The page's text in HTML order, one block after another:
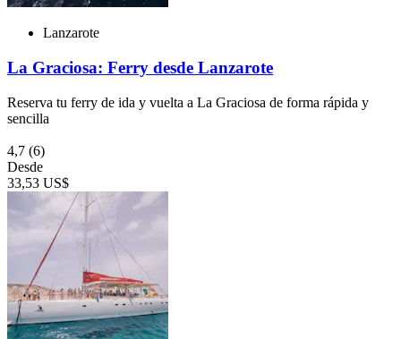
Lanzarote
La Graciosa: Ferry desde Lanzarote
Reserva tu ferry de ida y vuelta a La Graciosa de forma rápida y
sencilla
4,7 (6)
Desde
33,53 US$